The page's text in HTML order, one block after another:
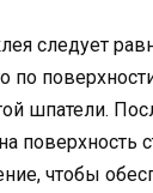
следует
по
шпатели.
поверхность
чтобы